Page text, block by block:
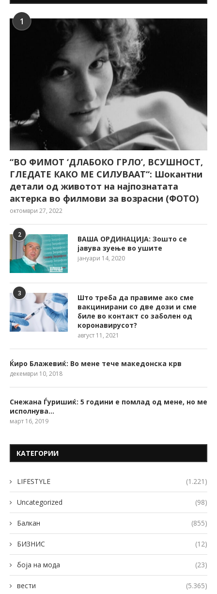
1
“ВО ФИМОТ ‘ДЛАБОКО ГРЛО’, ВСУШНОСТ,
ГЛЕДАТЕ КАКО МЕ СИЛУВААТ“: Шокантни
детали од животот на најпознатата
актерка во филмови за возрасни (ФОТО)
октомври 27, 2022
2
ВАША ОРДИНАЦИЈА: Зошто се
јавува зуење во ушите
јануари 14, 2020
3
Што треба да правиме ако сме
вакцинирани со две дози и сме
биле во контакт со заболен од
коронавирусот?
август 11, 2021
Ќиро Блажевиќ: Во мене тече македонска крв
декември 10, 2018
Снежана Ѓуришиќ: 5 години е помлад од мене, но ме
исполнува…
март 16, 2019
КАТЕГОРИИ
LIFESTYLE (1.221)
Uncategorized (98)
Балкан (855)
БИЗНИС (12)
боја на мода (23)
вести (5.365)